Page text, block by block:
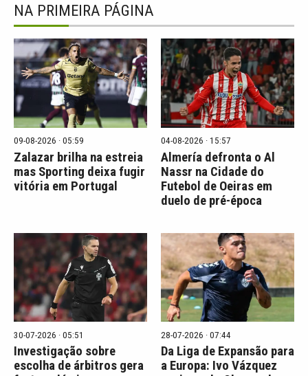
NA PRIMEIRA PÁGINA
09-08-2026 · 05:59
Zalazar brilha na estreia
mas Sporting deixa fugir
vitória em Portugal
04-08-2026 · 15:57
Almería defronta o Al
Nassr na Cidade do
Futebol de Oeiras em
duelo de pré-época
30-07-2026 · 05:51
Investigação sobre
escolha de árbitros gera
28-07-2026 · 07:44
Da Liga de Expansão para
a Europa: Ivo Vázquez